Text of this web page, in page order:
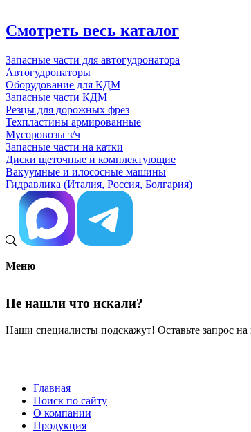
Смотреть весь каталог
Запасные части для автогудронатора
Автогудронаторы
Оборудование для КДМ
Запасные части КДМ
Резцы для дорожных фрез
Техпластины армированные
Мусоровозы з/ч
Запасные части на катки
Диски щеточные и комплектующие
Вакуумные и илососные машины
Гидравлика (Италия, Россия, Болгария)
Меню
Не нашли что искали?
Наши специалисты подскажут! Оставьте запрос
Меню
Главная
Поиск по сайту
О компании
Продукция